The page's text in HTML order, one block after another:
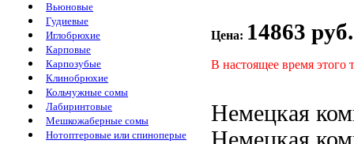
Вьюновые
Гудиевые
Иглобрюхие
Карповые
Карпозубые
Клинобрюхие
Кольчужные сомы
Лабиринтовые
Мешкожаберные сомы
Нотоптеровые или спиноперые
Цена: 14863 руб.
В настоящее время этого
Немецкая